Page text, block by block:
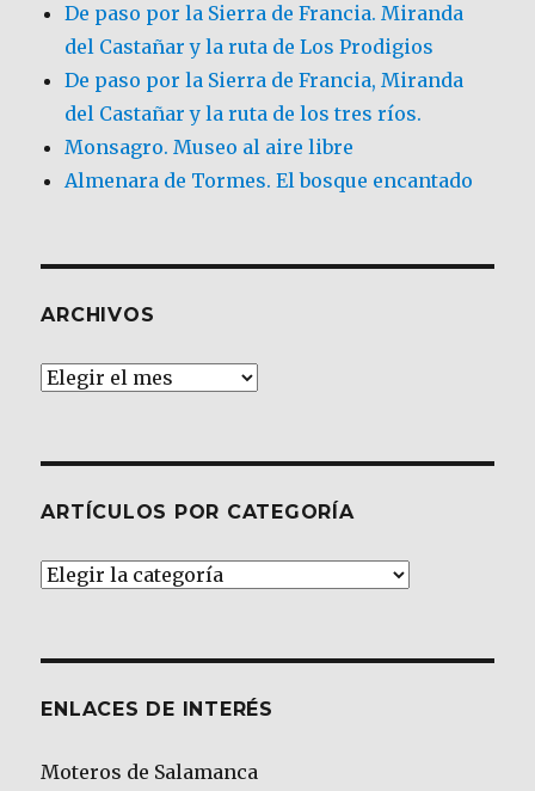
De paso por la Sierra de Francia. Miranda
del Castañar y la ruta de Los Prodigios
De paso por la Sierra de Francia, Miranda
del Castañar y la ruta de los tres ríos.
Monsagro. Museo al aire libre
Almenara de Tormes. El bosque encantado
ARCHIVOS
Archivos
ARTÍCULOS POR CATEGORÍA
Artículos
ENLACES DE INTERÉS
Moteros de Salamanca